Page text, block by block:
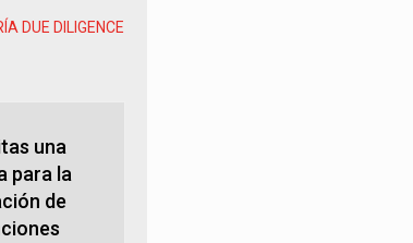
DUE DILIGENCE
una
para la
de